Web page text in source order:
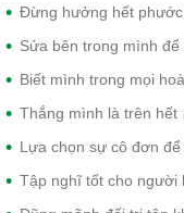
Đừng hưởng hết
Sửa bên trong mình
Biết mình trong mọi
Thắng mình là trên hết
Lựa chọn sự cô đơn
Tập nghĩ tốt cho người